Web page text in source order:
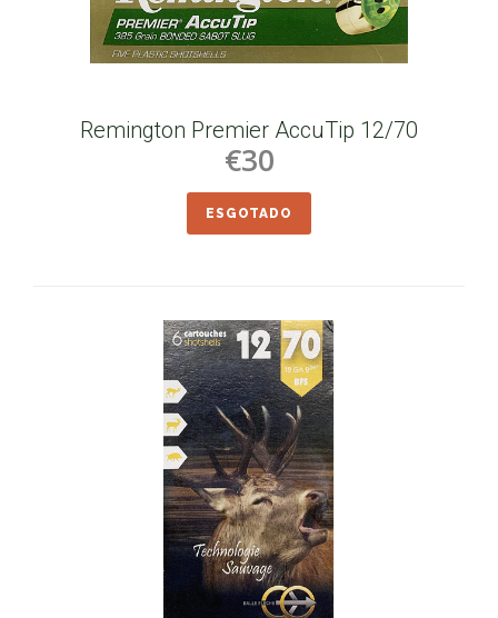
Remington Premier AccuTip 12/70
€30
ESGOTADO